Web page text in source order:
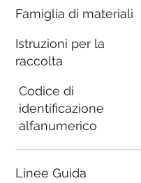
Famiglia di materiali
Istruzioni per la
raccolta
Codice di
identificazione
alfanumerico
Linee Guida